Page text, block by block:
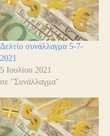
Δελτίο συνάλλαγμα 5-7-
2021
5 Ιουλίου 2021
σε "Συνάλλαγμα"